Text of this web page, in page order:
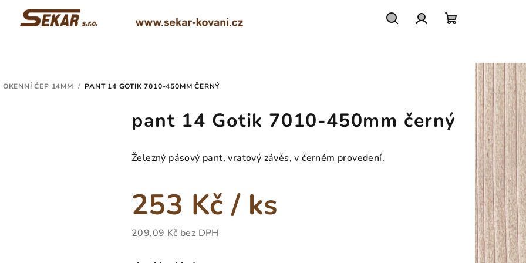
košík
ČEP 14MM / PANT 14 GOTIK 7010-450MM ČERNÝ
pant 14 Gotik 7010-450mm černý
Železný pásový pant, vratový závěs, v černém provedení.
253 Kč/ ks
209,09 Kč bez DPH